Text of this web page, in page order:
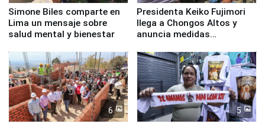
Simone Biles comparte en
Lima un mensaje sobre
salud mental y bienestar
Presidenta Keiko Fujimori
llega a Chongos Altos y
anuncia medidas
educación, salud y empleo
6 5